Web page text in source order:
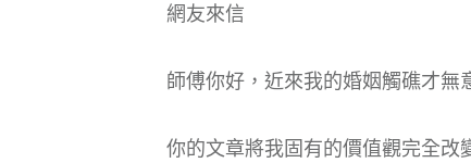
網友來信
師傅你好，近來我的婚姻觸礁才無
你的文章將我固有的價值觀完全